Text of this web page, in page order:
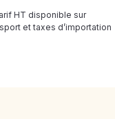
HT disponible sur
et taxes d’importation